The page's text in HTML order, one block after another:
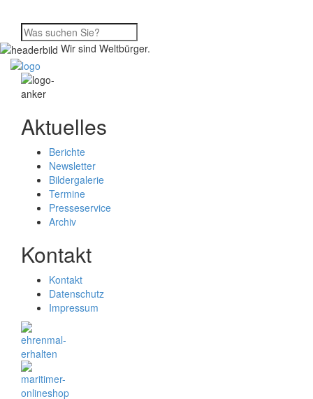
Wir sind Weltbürger.
Aktuelles
Berichte
Newsletter
Bildergalerie
Termine
Presseservice
Archiv
Kontakt
Kontakt
Datenschutz
Impressum